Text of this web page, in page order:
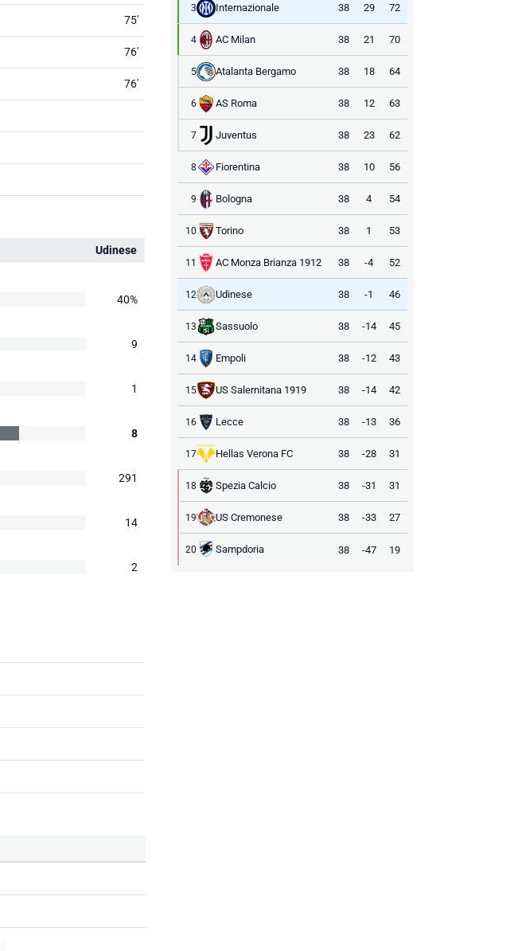
75'
76'
76'
Udinese
40%
9
1
8
291
14
2
3 Internazionale 38 29 72
4 AC Milan 38 21 70
5 Atalanta Bergamo 38 18 64
6 AS Roma 38 12 63
7 Juventus 38 23 62
8 Fiorentina 38 10 56
9 Bologna 38 4 54
10 Torino 38 1 53
11 AC Monza Brianza 1912 38 -4 52
12 Udinese 38 -1 46
13 Sassuolo 38 -14 45
14 Empoli 38 -12 43
15 US Salernitana 1919 38 -14 42
16 Lecce 38 -13 36
17 Hellas Verona FC 38 -28 31
18 Spezia Calcio 38 -31 31
19 US Cremonese 38 -33 27
20 Sampdoria 38 -47 19